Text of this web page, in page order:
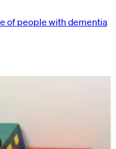
of people with dementia